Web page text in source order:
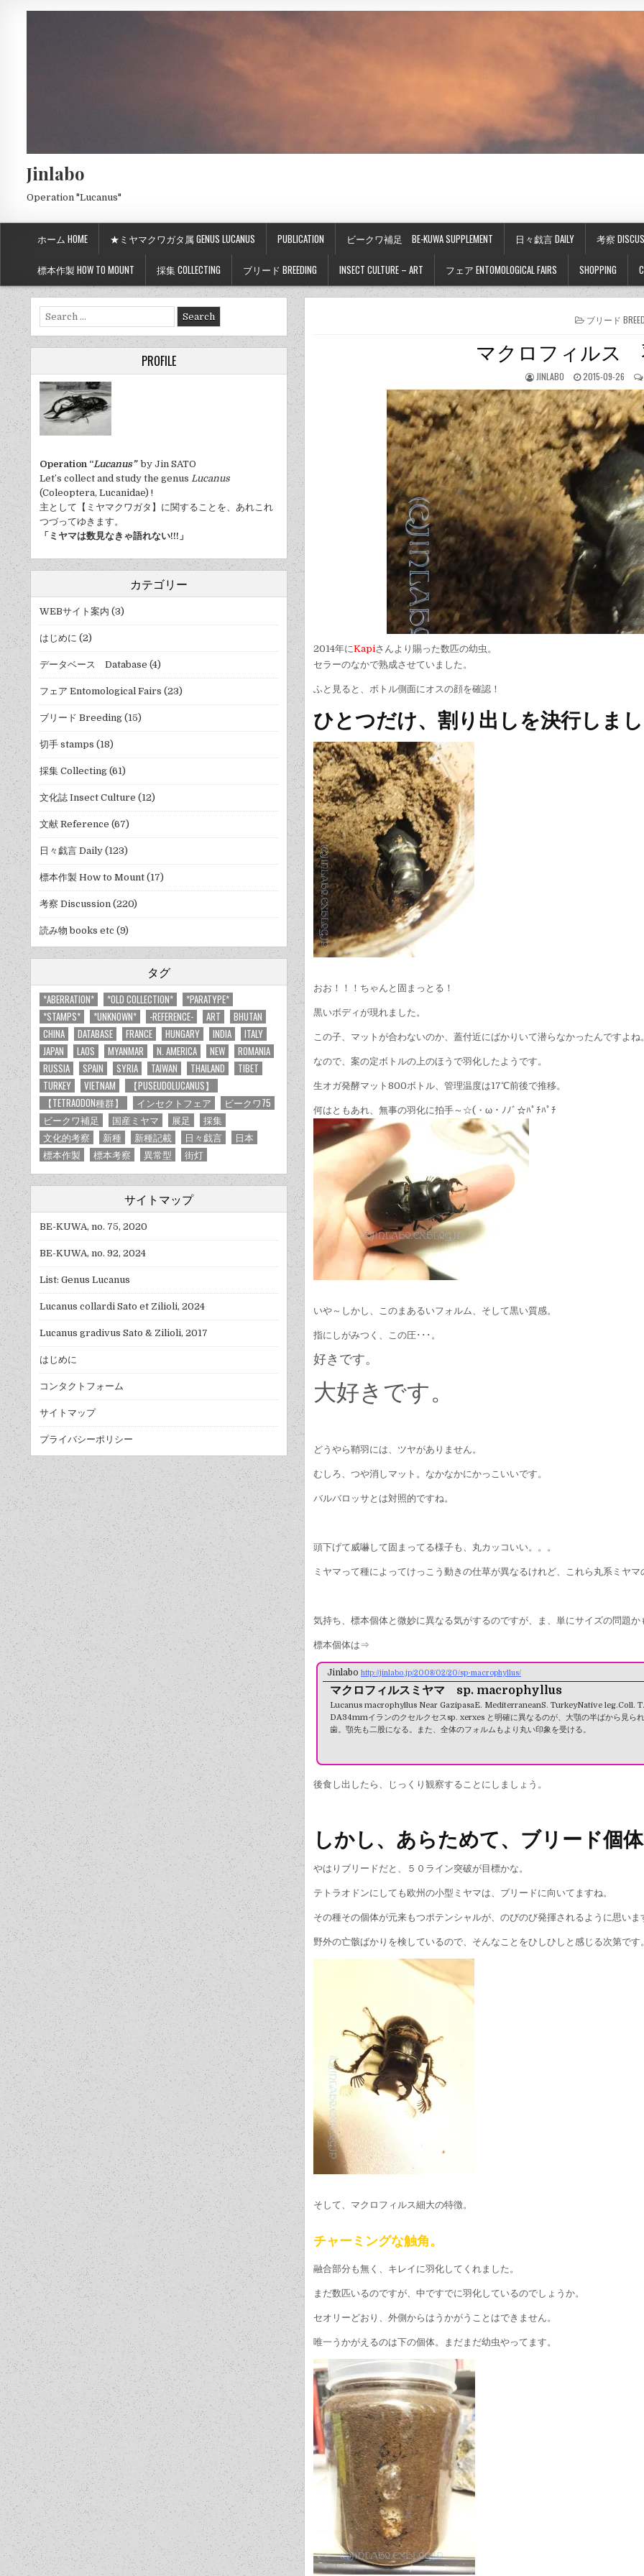
Jinlabo
Operation "Lucanus"
ホーム HOME ★ミヤマクワガタ属 GENUS LUCANUS PUBLICATION ビークワ補足 BE-KUWA SUPPLEMENT 日々戯言 DAILY 考察
標本作製 HOW TO MOUNT 採集 COLLECTING ブリード BREEDING INSECT CULTURE – ART フェア ENTOMOLOGICAL FAIRS SHOPPING
POSTED
ブリード
マクロフィルス
JINLABO 2015-09-26
2014年にKapiさんより賜った数匹の幼虫。
セラーのなかで熟成させていました。
ふと見ると、ボトル側面にオスの顔を確認！
ひとつだけ、割り出しを決行しま
おお！！！ちゃんと固まっとる！
黒いボディが現れました。
この子、マットが合わないのか、蓋付近にばかりいて潜らなかったんですよね
なので、案の定ボトルの上のほうで羽化したようです。
生オガ発酵マット800ボトル、管理温度は17℃前後で推移。
何はともあれ、無事の羽化に拍手～☆(・ω・ﾉﾉﾞ☆ﾊﾟﾁﾊﾟﾁ
いや～しかし、このまあるいフォルム、そして黒い質感。
指にしがみつく、この圧･･･。
好きです。
大好きです。
どうやら鞘羽には、ツヤがありません。
むしろ、つや消しマット。なかなかにかっこいいです。
バルバロッサとは対照的ですね。
頭下げて威嚇して固まってる様子も、丸カッコいい。。。
ミヤマって種によってけっこう動きの仕草が異なるけれど、これら丸系ミヤ
気持ち、標本個体と微妙に異なる気がするのですが、ま、単にサイズの問題か
標本個体は⇒
Jinlabo http://jinlabo.jp/2008/02/20/sp-macrophyllus/
マクロフィルスミヤマ sp. macrophyllus
Lucanus macrophyllus Near GazipasaE. MediterraneanS. TurkeyNative leg.Coll.
DA34mmイランのクセルクセスsp. xerxes と明確に異なるのが、大顎の半ばから見ら
歯。顎先も二股になる。また、全体のフォルムもより丸い印象を受ける。
後食し出したら、じっくり観察することにしましょう。
しかし、あらためて、ブリード個
やはりブリードだと、５０ライン突破が目標かな。
テトラオドンにしても欧州の小型ミヤマは、ブリードに向いてますね。
その種その個体が元来もつポテンシャルが、のびのび発揮されるように思いま
野外の亡骸ばかりを検しているので、そんなことをひしひしと感じる次第です
そして、マクロフィルス細大の特徴。
チャーミングな触角。
融合部分も無く、キレイに羽化してくれました。
まだ数匹いるのですが、中ですでに羽化しているのでしょうか。
セオリーどおり、外側からはうかがうことはできません。
唯一うかがえるのは下の個体。まだまだ幼虫やってます。
Search
for:
PROFILE
Operation “Lucanus” by Jin SATO
Let’s collect and study the genus Lucanus
(Coleoptera, Lucanidae) !
主として【ミヤマクワガタ】に関することを、あれこれ
つづってゆきます。
「ミヤマは数見なきゃ語れない!!!」
カテゴリー
WEBサイト案内 (3)
はじめに (2)
データベース Database (4)
フェア Entomological Fairs (23)
ブリード Breeding (15)
切手 stamps (18)
採集 Collecting (61)
文化誌 Insect Culture (12)
文献 Reference (67)
日々戯言 Daily (123)
標本作製 How to Mount (17)
考察 Discussion (220)
読み物 books etc (9)
タグ
*ABERRATION* *OLD COLLECTION*
*PARATYPE*
*STAMPS*
*UNKNOWN* -REFERENCE- ART
BHUTAN
CHINA
DATABASE FRANCE HUNGARY INDIA
ITALY
JAPAN
LAOS MYANMAR N. AMERICA NEW
ROMANIA
RUSSIA
SPAIN SYRIA TAIWAN THAILAND
TIBET
TURKEY
VIETNAM
【PUSEUDOLUCANUS】
【TETRAODON種群】
インセクトフェア
ビークワ75
ビークワ補足
国産ミヤマ 展足
採集
文化的考察
新種 新種記載 日々戯言
日本
標本作製
標本考察 異常型 街灯
サイトマップ
BE-KUWA, no. 75, 2020
BE-KUWA, no. 92, 2024
List: Genus Lucanus
Lucanus collardi Sato et Zilioli, 2024
Lucanus gradivus Sato & Zilioli, 2017
はじめに
コンタクトフォーム
サイトマップ
プライバシーポリシー